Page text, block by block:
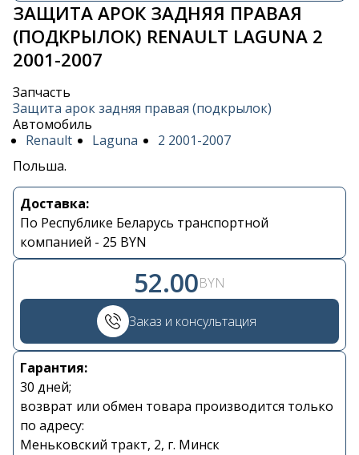
ЗАЩИТА АРОК ЗАДНЯЯ ПРАВАЯ
(ПОДКРЫЛОК) RENAULT LAGUNA 2
2001-2007
Запчасть
Защита арок задняя правая (подкрылок)
Автомобиль
Renault
Laguna
2 2001-2007
Польша.
Доставка:
По Республике Беларусь транспортной
компанией - 25 BYN
52.00BYN
Заказ и консультация
Гарантия:
30 дней;
возврат или обмен товара производится только
по адресу:
Меньковский тракт, 2, г. Минск
Контакты
+375 29 870 15 80
Viber
shupik21@bk.ru